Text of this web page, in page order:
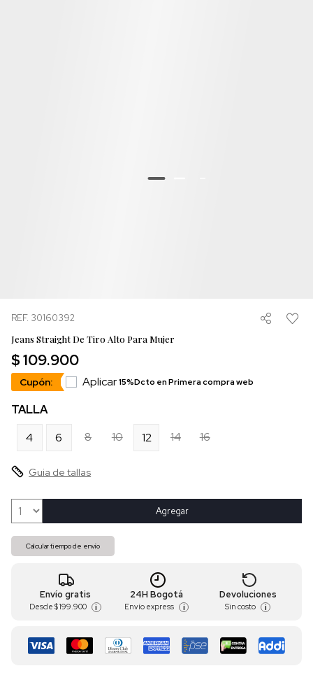
REF. 30160392
Jeans Straight De Tiro Alto Para Mujer
$ 109.900
Cupón: Aplicar15%Dcto en Primera compra web
TALLA
4
6 8 10 12 14 16
Guia de tallas
Agregar
Calcular tiempo de envío
Envío gratis
Desde $ 199.900 i
24H Bogotá
Envío express i
Devoluciones
Sin costo i